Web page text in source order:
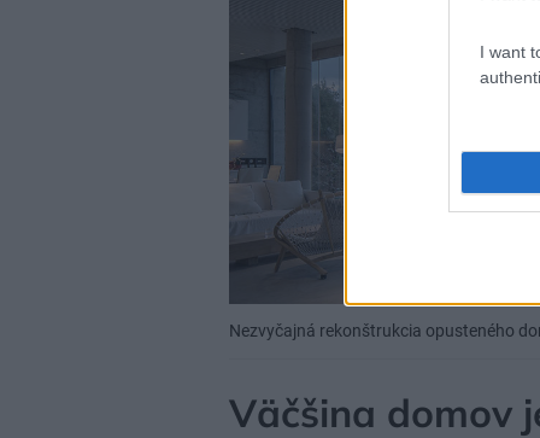
I want
Nezvyčajná rekonštrukcia opusteného
Väčšina domov